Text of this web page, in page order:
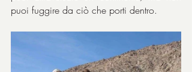
puoi fuggire da ciò che porti dentro.